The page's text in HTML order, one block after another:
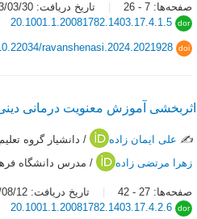
صفحه‌ها: 7
-
26 تاریخ دریافت: 1403/03/30
dor
20.1001.1.20081782.1403.17.4.1.5
doi
ravanshenasi.2024.2021928
اثربخشی آموزش معنویت درمانی
✍️ علی ایمان زاده
/ دانشیار گروه
زهرا مرتضی زاده
/ مدرس دانشگاه
صفحه‌ها: 27
-
42 تاریخ دریافت: 1402/08/12
dor
20.1001.1.20081782.1403.17.4.2.6